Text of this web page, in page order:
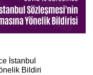
İstanbul
Bildiri